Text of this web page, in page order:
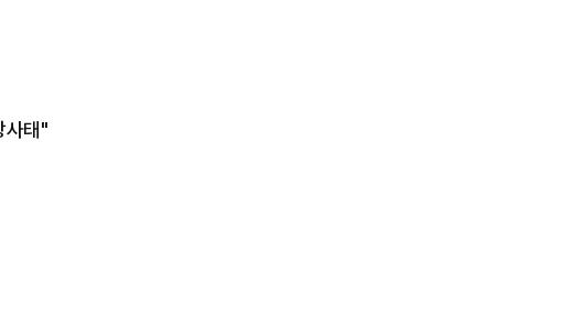
사태"